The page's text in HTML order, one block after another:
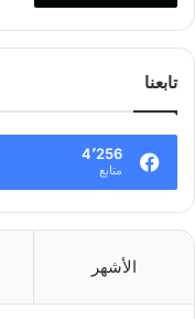
تابعنا
4٬256
متابع
الأشهر